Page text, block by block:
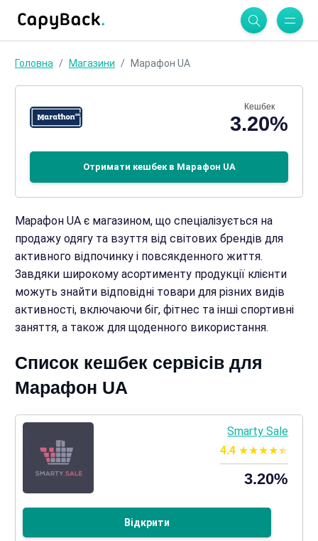
Головна Магазини Марафон UA
Кешбек
3.20%
Отримати кешбек в Марафон UA
Марафон UA є магазином, що спеціалізується на
продажу одягу та взуття від світових брендів для
активного відпочинку і повсякденного життя.
Завдяки широкому асортименту продукції клієнти
можуть знайти відповідні товари для різних видів
активності, включаючи біг, фітнес та інші спортивні
заняття, а також для щоденного використання.
Список кешбек сервісів для
Марафон UA
Smarty Sale
4.4
3.20%
Відкрити